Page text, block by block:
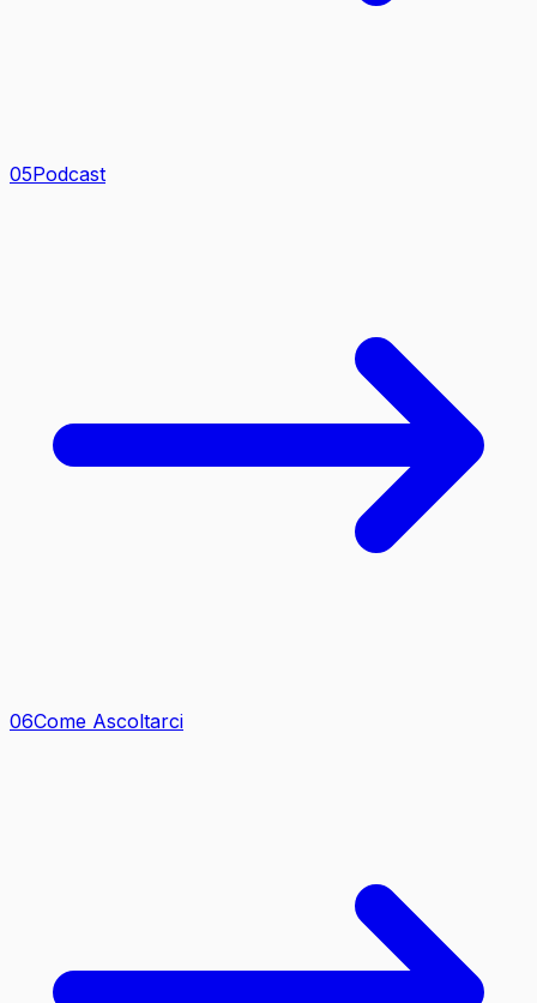
05Podcast
06Come Ascoltarci